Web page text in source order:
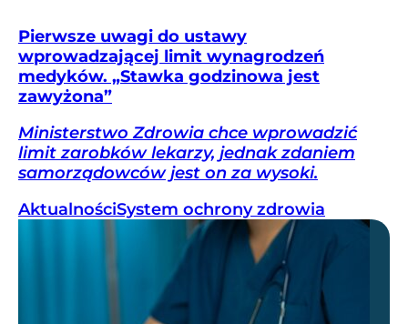
Pierwsze uwagi do ustawy
wprowadzającej limit wynagrodzeń
medyków. „Stawka godzinowa jest
zawyżona”
Ministerstwo Zdrowia chce wprowadzić
limit zarobków lekarzy, jednak zdaniem
samorządowców jest on za wysoki.
AktualnościSystem ochrony zdrowia